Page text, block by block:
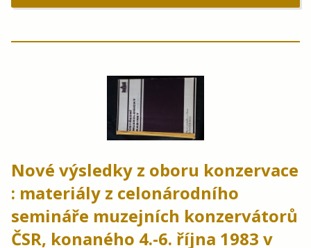
Nové výsledky z oboru konzervace
: materiály z celonárodního
semináře muzejních konzervátorů
ČSR, konaného 4.-6. října 1983 v